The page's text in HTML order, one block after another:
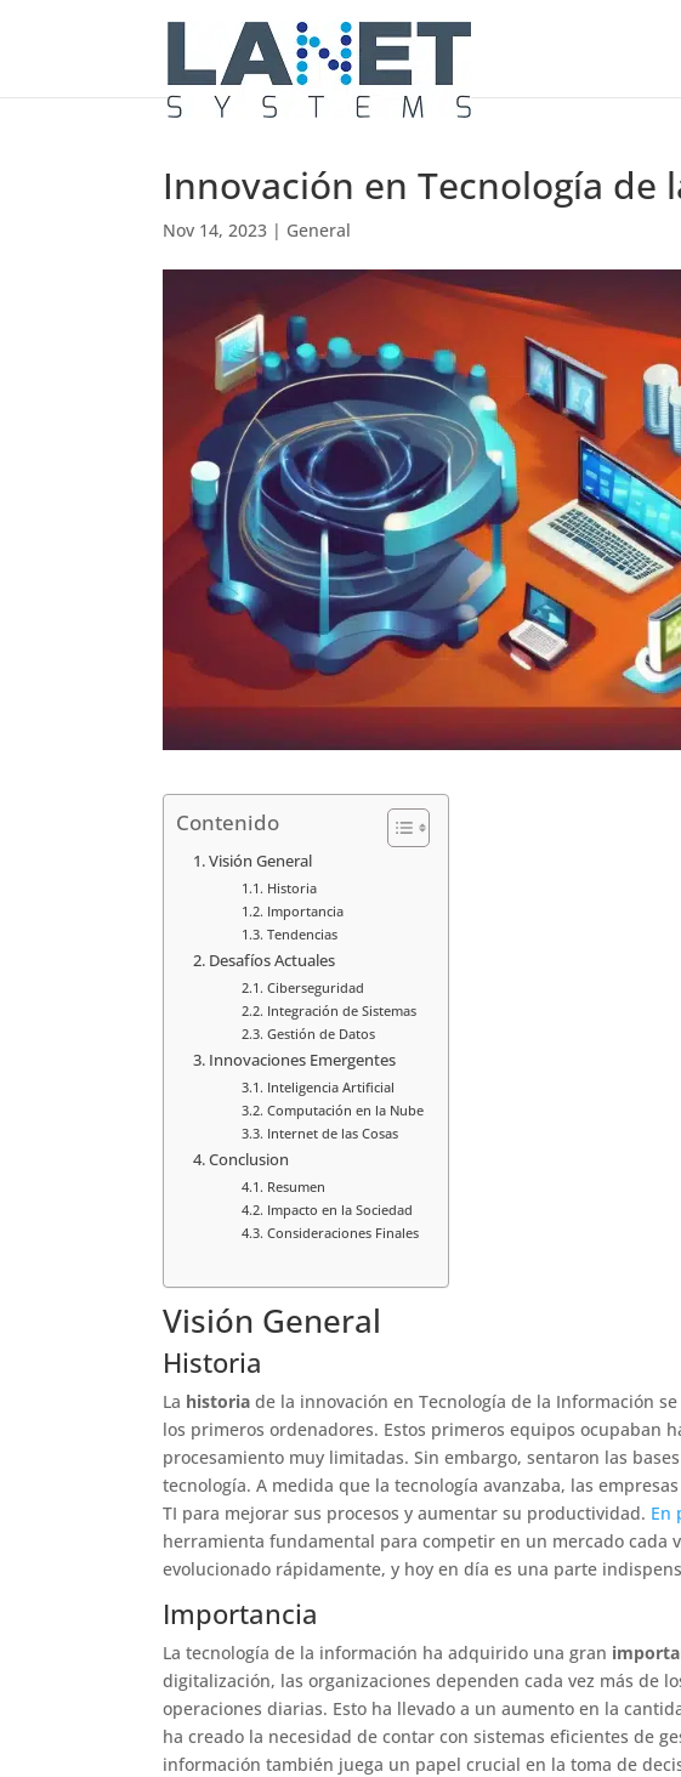
Innovación en Tecnología de
Nov 14, 2023 | General
Contenido
Visión General
Historia
Importancia
Tendencias
Desafíos Actuales
Ciberseguridad
Integración de Sistemas
Gestión de Datos
Innovaciones Emergentes
Inteligencia Artificial
Computación en la Nube
Internet de las Cosas
Conclusion
Resumen
Impacto en la Sociedad
Consideraciones Finales
Visión General
Historia
La historia de la innovación en Tecnología de la Información
los primeros ordenadores. Estos primeros equipos ocupaban
procesamiento muy limitadas. Sin embargo, sentaron las
tecnología. A medida que la tecnología avanzaba, las
TI para mejorar sus procesos y aumentar su productividad. En
herramienta fundamental para competir en un mercado cada
evolucionado rápidamente, y hoy en día es una parte
Importancia
La tecnología de la información ha adquirido una gran
digitalización, las organizaciones dependen cada vez más de
operaciones diarias. Esto ha llevado a un aumento en la
ha creado la necesidad de contar con sistemas eficientes de
información también juega un papel crucial en la toma de